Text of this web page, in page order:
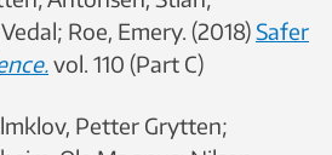
Roe, Emery. (2018)Safer
vol. 110 (Part C)
Petter Grytten;